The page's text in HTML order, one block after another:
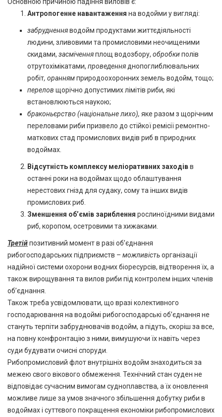
Антропогенне навантаження на водойми у вигляді:
забрудненняводойм продуктами життєдіяльності
людини, зливовими та промисловими неочищеними
скидами, засміченняплощ водозбору, обробкиполів
отрутохімікатами, проведення днопоглиблювальних
робіт, ораннямприродоохоронних земель водойм, тощо;
перелов щорічно допустимих лімітів риби, які
встановлюються наукою;
браконьєрство (національне лихо), яке разом з щорічним
переловами риби призвело до стійкої ремісії ремонтно-
маткових стад промислових видів риб в природних
водоймах.
Відсутність комплексу меліоративних заходівв
останні роки на водоймах щодо облаштування
нерестових гнізд для судаку, сому та інших видів
промислових риб.
Зменшення об’ємів зариблення рослиноїдними видами
риб, коропом, осетровими та хижаками.
Третійпозитивний момент в разі об’єднання
рибогосподарських підприємств – можливістьорганізації
надійної системи охорони водних біоресурсів, відтворення їх, а
також вирощування та вилов риби під контролем інших членів
об’єднання.
Також треба усвідомлювати, що вразі колективного
господарювання на водоймі рибогосподарські об’єднання не
стануть терпіти забруднювачів водойм, а підуть, скоріш за все,
на повну конфронтацію з ними, вимушуючи їх навіть через
суди будувати очисні споруди.
Рибопромисловий флот внутрішніх водойм знаходиться за
межею свого вікового обмеження. Технічний стан суден не
відповідає сучасним вимогам судноплавства, а їх оновлення
можливе лише за умов значного збільшення добутку риби в
водоймах і суттєвого покращення економіки рибопромислових